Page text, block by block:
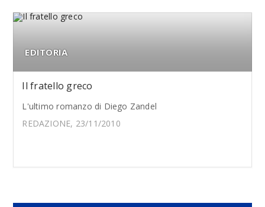
EDITORIA
Il fratello greco
L'ultimo romanzo di Diego Zandel
REDAZIONE, 23/11/2010